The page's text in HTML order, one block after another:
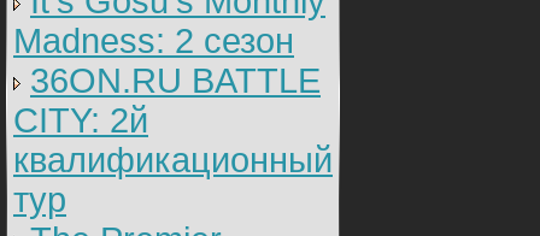
Madness: 2 сезон
36ON.RU BATTLE
CITY: 2й
квалификационный
тур